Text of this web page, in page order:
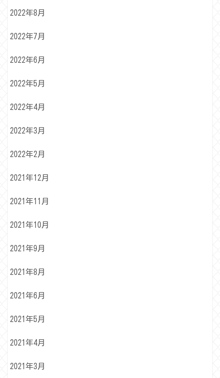
2022年8月
2022年7月
2022年6月
2022年5月
2022年4月
2022年3月
2022年2月
2021年12月
2021年11月
2021年10月
2021年9月
2021年8月
2021年6月
2021年5月
2021年4月
2021年3月